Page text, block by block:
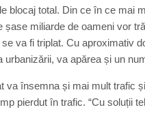
blocaj total. Din ce în ce mai
miliarde de oameni vor
va fi triplat. Cu aproximativ
va apărea și un
va însemna și mai mult trafic
pierdut în trafic. “Cu soluții